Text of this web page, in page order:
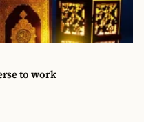
to work